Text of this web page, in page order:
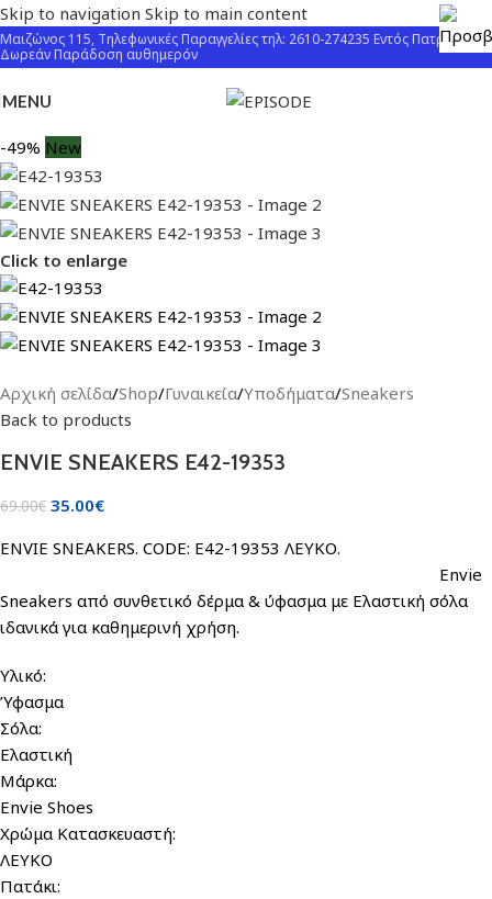
Skip to navigation Skip to main content
Μαιζώνος 115, Τηλεφωνικές Παραγγελίες τηλ: 2610-274235 Εντός Πατρών
Δωρεάν Παράδοση αυθημερόν
MENU
-49% New
Click to enlarge
Αρχική σελίδα/Shop/Γυναικεία/Υποδήματα/Sneakers
Back to products
ENVIE SNEAKERS E42-19353
69.00€ 35.00€
ENVIE SNEAKERS. CODE: E42-19353 ΛΕΥΚΟ.
Εnvie
Sneakers από συνθετικό δέρμα & ύφασμα με Ελαστική σόλα
ιδανικά για καθημερινή χρήση.
Υλικό:
Ύφασμα
Σόλα:
Ελαστική
Μάρκα:
Envie Shoes
Χρώμα Κατασκευαστή:
ΛΕΥΚΟ
Πατάκι: